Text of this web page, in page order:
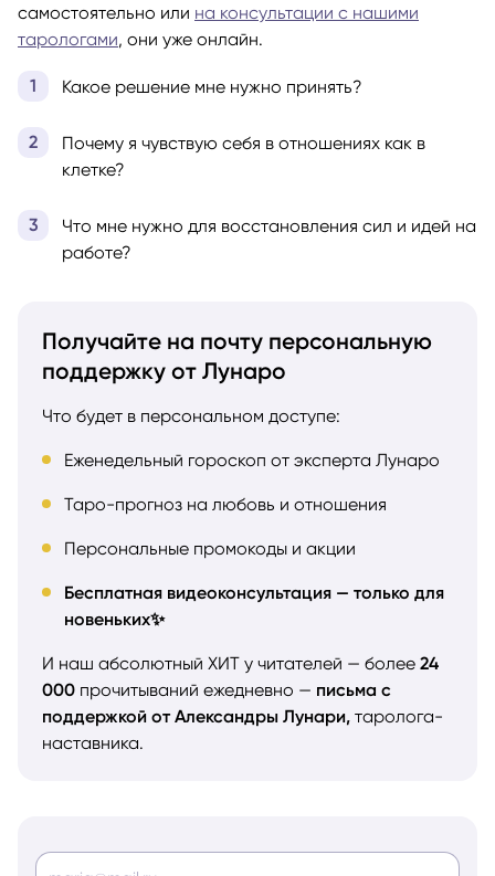
самостоятельно или на консультации с нашими
тарологами, они уже онлайн.
Какое решение мне нужно принять?
Почему я чувствую себя в отношениях как в
клетке?
Что мне нужно для восстановления сил и идей на
работе?
Получайте на почту персональную
поддержку от Лунаро
Что будет в персональном доступе:
Еженедельный гороскоп от эксперта Лунаро
Таро-прогноз на любовь и отношения
Персональные промокоды и акции
Бесплатная видеоконсультация — только для
новеньких✨
И наш абсолютный ХИТ у читателей — более 24
000 прочитываний ежедневно — письма с
поддержкой от Александры Лунари, таролога-
наставника.